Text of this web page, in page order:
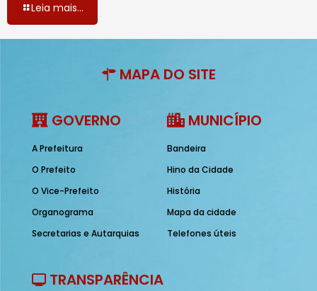
Leia mais...
MAPA DO SITE
GOVERNO
A Prefeitura
O Prefeito
O Vice-Prefeito
Organograma
Secretarias e Autarquias
MUNICÍPIO
Bandeira
Hino da Cidade
História
Mapa da cidade
Telefones úteis
TRANSPARÊNCIA